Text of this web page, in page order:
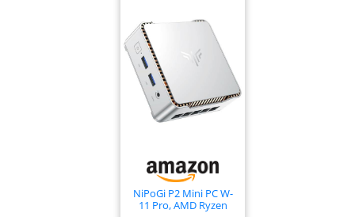
NiPoGi P2 Mini PC W-
11 Pro, АMD Ryzen